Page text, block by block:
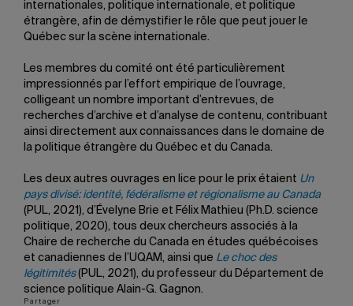
internationales, politique internationale, et politique
étrangère, afin de démystifier le rôle que peut jouer le
Québec sur la scène internationale.
Les membres du comité ont été particulièrement
impressionnés par l’effort empirique de l’ouvrage,
colligeant un nombre important d’entrevues, de
recherches d’archive et d’analyse de contenu, contribuant
ainsi directement aux connaissances dans le domaine de
la politique étrangère du Québec et du Canada.
Les deux autres ouvrages en lice pour le prix étaient Un
pays divisé: identité, fédéralisme et régionalisme au Canada
(PUL, 2021), d’Évelyne Brie et Félix Mathieu (Ph.D. science
politique, 2020), tous deux chercheurs associés à la
Chaire de recherche du Canada en études québécoises
et canadiennes de l’UQAM, ainsi que Le choc des
légitimités(PUL, 2021), du professeur du Département de
science politique Alain-G. Gagnon.
Partager